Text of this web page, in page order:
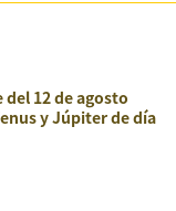
del 12 de agosto
y Júpiter de día